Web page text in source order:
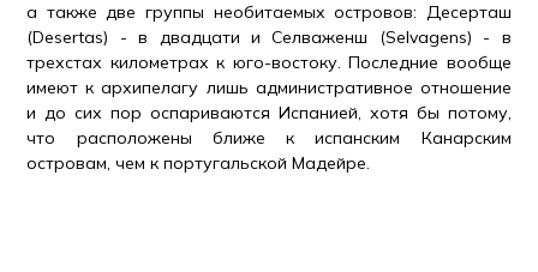
а также две группы необитаемых островов: Десерташ
(Desertas) - в двадцати и Селваженш (Selvagens) - в
трехстах километрах к юго-востоку. Последние вообще
имеют к архипелагу лишь административное отношение
и до сих пор оспариваются Испанией, хотя бы потому,
что расположены ближе к испанским Канарским
островам, чем к португальской Мадейре.